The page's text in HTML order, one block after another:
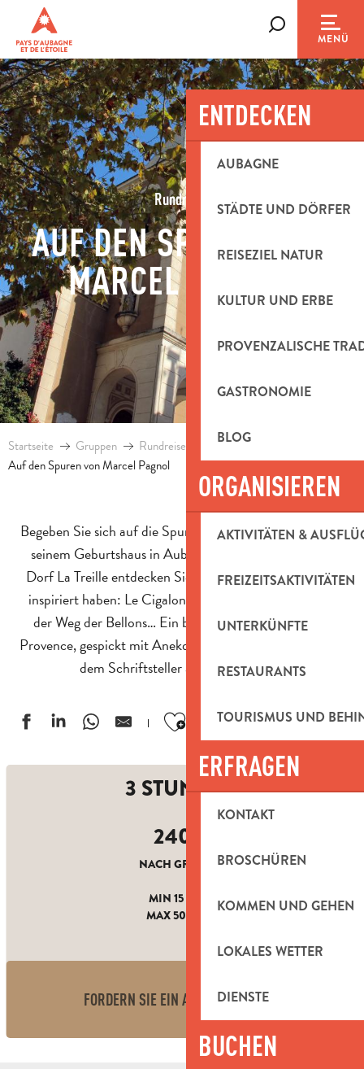
contenu
principal
MENÜ
ENTDECKEN
AUBAGNE
STÄDTE UND DÖRFER
REISEZIEL NATUR
KULTUR UND ERBE
PROVENZALISCHE
GASTRONOMIE
BLOG
ORGANISIEREN
AKTIVITÄTEN &
FREIZEITSAKTIVITÄTEN
UNTERKÜNFTE
RESTAURANTS
TOURISMUS UND
ERFRAGEN
KONTAKT
BROSCHÜREN
KOMMEN UND GEHEN
LOKALES WETTER
DIENSTE
BUCHEN
Rundreise
AUF DEN SPUREN VON
MARCEL PAGNOL
Startseite Gruppen
Rundreisen und Aufenthalte für Gruppen
Auf den Spuren von Marcel Pagnol
Begeben Sie sich auf die Spuren von Marcel Pagnol! Von
seinem Geburtshaus in Aubagne bis zum charmanten
Dorf La Treille entdecken Sie die Orte, die seine Werke
inspiriert haben: Le Cigalon, der Brunnen von Manon,
der Weg der Bellons… Ein bewegender Ausflug in die
Provence, gespickt mit Anekdoten und Landschaften, die
dem Schriftsteller am Herzen lagen.
Ajouter aux favoris
3 STUNDEN
240
NACH GRUPPEN
MIN 15 PERS.
MAX 50 PERS.
FORDERN SIE EIN ANGEBOT AN